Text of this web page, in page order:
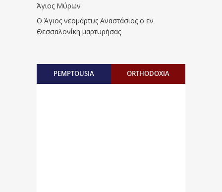
Άγιος Μύρων
Ο Άγιος νεομάρτυς Αναστάσιος ο εν
Θεσσαλονίκη μαρτυρήσας
PEMPTOUSIA ORTHODOXIA